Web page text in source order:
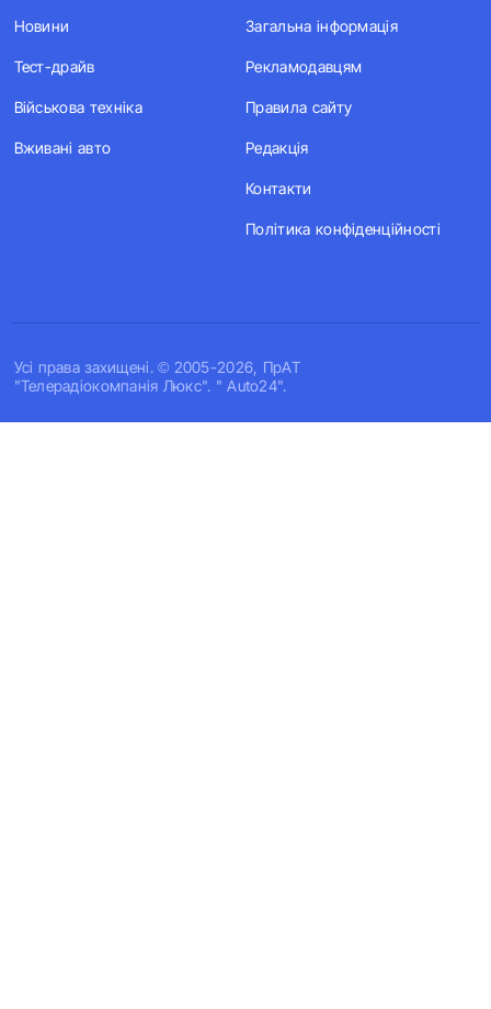
Усi права захищенi. © 2005-2026, ПрАТ
"Телерадіокомпанія Люкс". " Auto24".
Новини
Тест-драйв
Військова техніка
Вживані авто
Загальна інформація
Рекламодавцям
Правила сайту
Редакція
Контакти
Політика конфіденційності